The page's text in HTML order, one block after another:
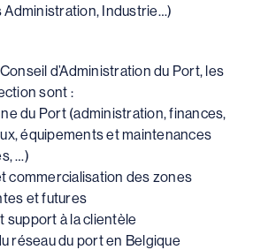
Industrie…)
d’Administration du Port, les
sont :
du Port (administration, finances,
équipements et maintenances
…)
commercialisation des zones
et futures
support à la clientèle
réseau du port en Belgique